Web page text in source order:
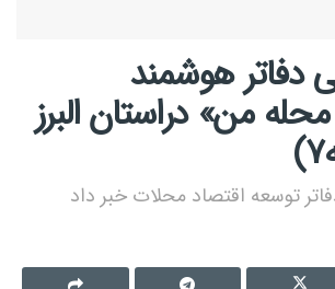
دفاتر هوشمند
من» دراستان البرز
توسعه اقتصاد محلات خبر داد